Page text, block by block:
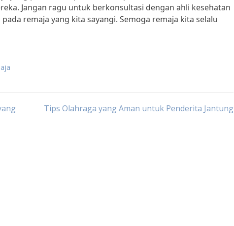
Jangan ragu untuk berkonsultasi dengan ahli kesehatan
remaja yang kita sayangi. Semoga remaja kita selalu
Tips Olahraga yang Aman untuk Penderita Jantung